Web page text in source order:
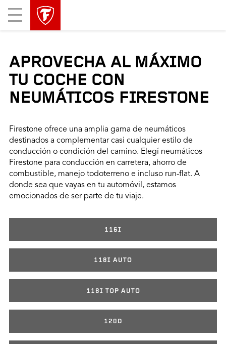
Mobile
Menu
APROVECHA AL MÁXIMO
TU COCHE CON
NEUMÁTICOS FIRESTONE
Firestone ofrece una amplia gama de neumáticos
destinados a complementar casi cualquier estilo de
conducción o condición del camino. Elegí neumáticos
Firestone para conducción en carretera, ahorro de
combustible, manejo todoterreno e incluso run-flat. A
donde sea que vayas en tu automóvil, estamos
emocionados de ser parte de tu viaje.
116I
118I AUTO
118I TOP AUTO
120D